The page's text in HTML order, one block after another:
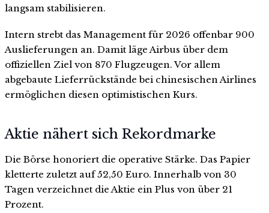
langsam stabilisieren.
Intern strebt das Management für 2026 offenbar 900
Auslieferungen an. Damit läge Airbus über dem
offiziellen Ziel von 870 Flugzeugen. Vor allem
abgebaute Lieferrückstände bei chinesischen Airlines
ermöglichen diesen optimistischen Kurs.
Aktie nähert sich Rekordmarke
Die Börse honoriert die operative Stärke. Das Papier
kletterte zuletzt auf 52,50 Euro. Innerhalb von 30
Tagen verzeichnet die Aktie ein Plus von über 21
Prozent.